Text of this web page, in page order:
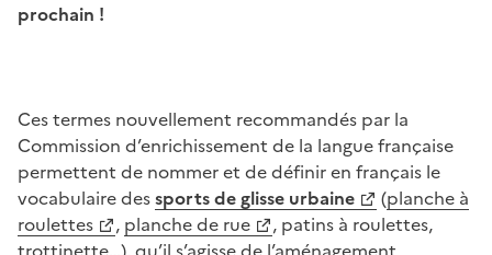
prochain !
Ces termes nouvellement recommandés par la
Commission d’enrichissement de la langue française
permettent de nommer et de définir en français le
vocabulaire dessports de glisse urbaine (planche à
roulettes
, planche de rue
, patins à roulettes,
trottinette…), qu’il s’agisse de l’aménagement